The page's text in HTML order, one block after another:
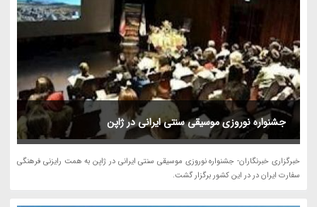
جشنواره نوروزی موسیقی سنتی ایرانی در ژاپن
خبرگزاری خبرنگاران- جشنواره نوروزی موسیقی سنتی ایرانی در ژاپن به همت رایزنی فرهنگی
سفارت ایران در در این کشور برگزار گشت.